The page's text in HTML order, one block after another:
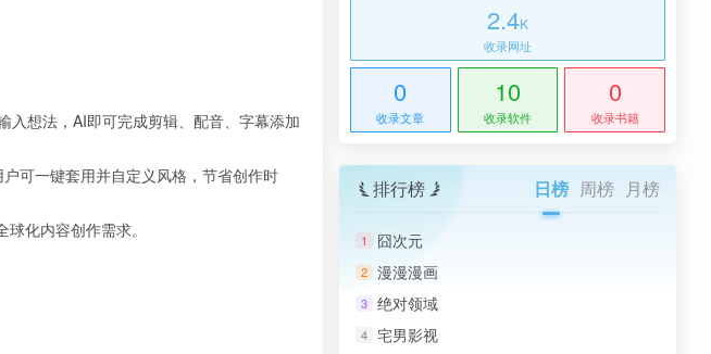
入想法，AI即可完成剪辑、配音、字幕添加
可一键套用并自定义风格，节省创作时
化内容创作需求。
2.4K
收录网址
0
收录文章
10
收录软件
0
收录书籍
排行榜 日榜 周榜 月榜
1 囧次元
2 漫漫漫画
3 绝对领域
4 宅男影视